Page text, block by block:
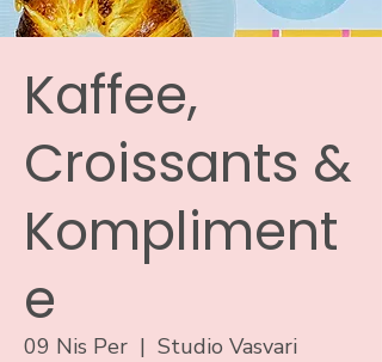
Kaffee,
Croissants &
Kompliment
e
09 Nis Per
  |
Studio Vasvari